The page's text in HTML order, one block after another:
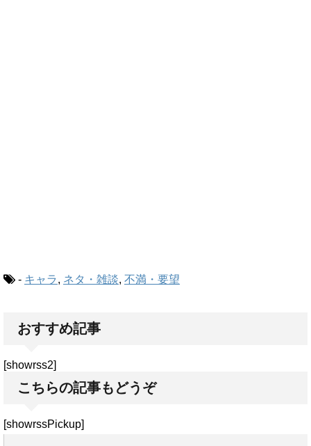
- キャラ, ネタ・雑談, 不満・要望
おすすめ記事
[showrss2]
こちらの記事もどうぞ
[showrssPickup]